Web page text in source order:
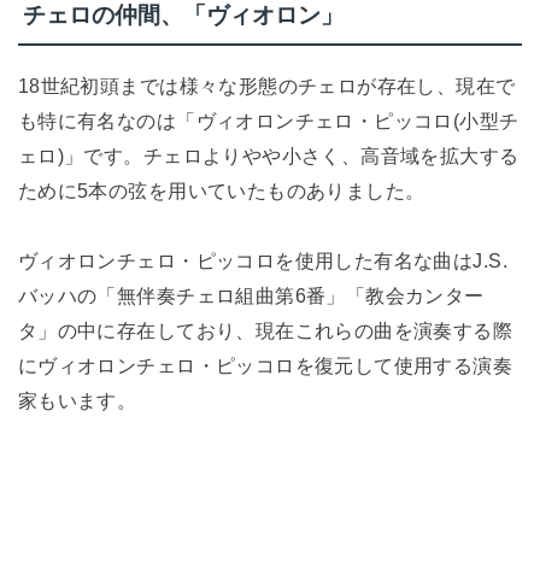
チェロの仲間、「ヴィオロン」
18世紀初頭までは様々な形態のチェロが存在し、現在で
も特に有名なのは「ヴィオロンチェロ・ピッコロ(小型チ
ェロ)」です。チェロよりやや小さく、高音域を拡大する
ために5本の弦を用いていたものありました。
ヴィオロンチェロ・ピッコロを使用した有名な曲はJ.S.
バッハの「無伴奏チェロ組曲第6番」「教会カンター
タ」の中に存在しており、現在これらの曲を演奏する際
にヴィオロンチェロ・ピッコロを復元して使用する演奏
家もいます。